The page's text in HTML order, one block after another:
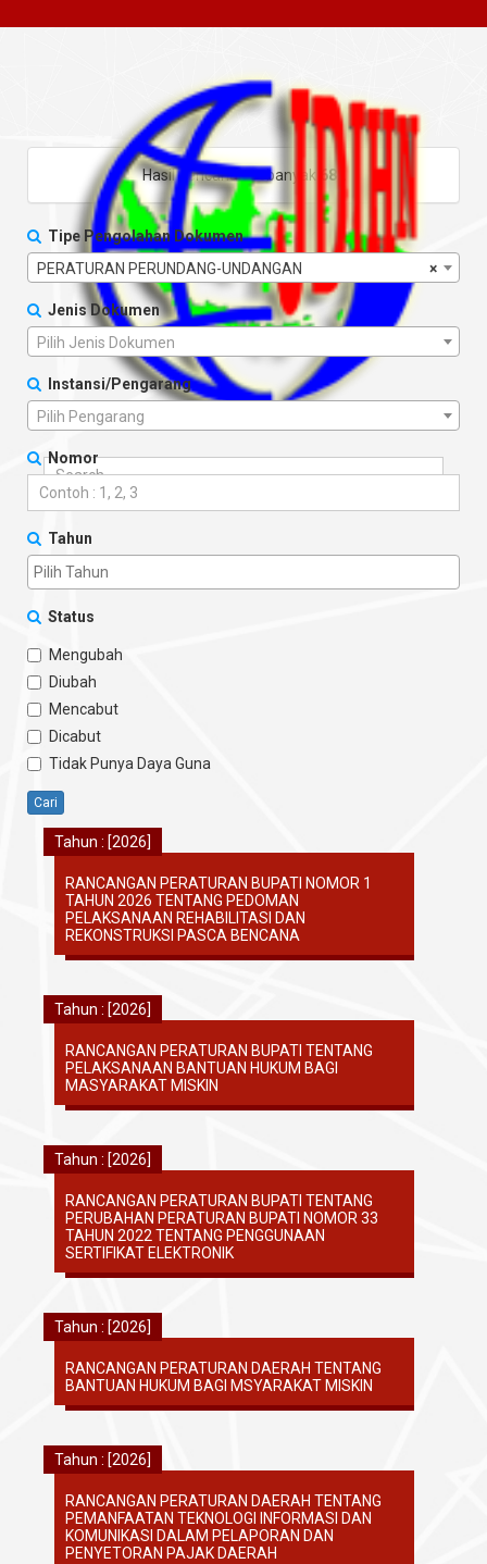
Hasil pencarian sebanyak 682
Tipe Pengolahan Dokumen
×
PERATURAN PERUNDANG-UNDANGAN
Jenis Dokumen
Pilih Jenis Dokumen
Instansi/Pengarang
Pilih Pengarang
Nomor
Tahun
Status
Mengubah
Diubah
Mencabut
Dicabut
Tidak Punya Daya Guna
Cari
Tahun : [2026]
RANCANGAN PERATURAN BUPATI NOMOR 1
TAHUN 2026 TENTANG PEDOMAN
PELAKSANAAN REHABILITASI DAN
REKONSTRUKSI PASCA BENCANA
Tahun : [2026]
RANCANGAN PERATURAN BUPATI TENTANG
PELAKSANAAN BANTUAN HUKUM BAGI
MASYARAKAT MISKIN
Tahun : [2026]
RANCANGAN PERATURAN BUPATI TENTANG
PERUBAHAN PERATURAN BUPATI NOMOR 33
TAHUN 2022 TENTANG PENGGUNAAN
SERTIFIKAT ELEKTRONIK
Tahun : [2026]
RANCANGAN PERATURAN DAERAH TENTANG
BANTUAN HUKUM BAGI MSYARAKAT MISKIN
Tahun : [2026]
RANCANGAN PERATURAN DAERAH TENTANG
PEMANFAATAN TEKNOLOGI INFORMASI DAN
KOMUNIKASI DALAM PELAPORAN DAN
PENYETORAN PAJAK DAERAH